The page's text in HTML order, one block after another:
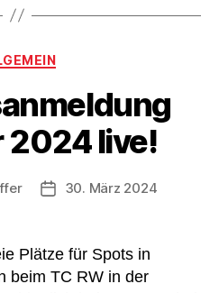
Kategorien
2024 live!
Veröffentlichungsdatum
30. März 2024
Plätze für Spots in
beim TC RW in der